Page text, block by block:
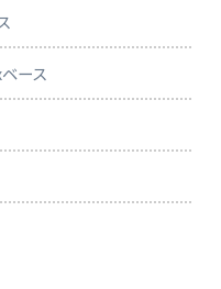
devel xz-devel
ース